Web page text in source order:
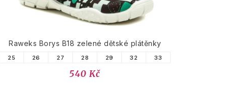
Raweks Borys B18 zelené dětské plátěnky
25 26 27 28 29 32 33
540 Kč